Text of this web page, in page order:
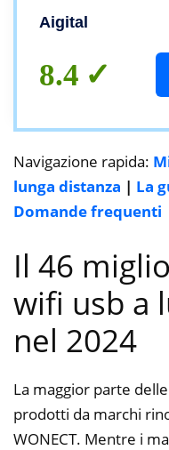
2 Antenne WiFi
Cavo da 65 cm
Windows/Mac OS
Aigital
8.4
Navigazione rapida:
lunga distanza | La
Domande frequenti
Il 46
wifi usb a
nel 2024
La maggior parte
prodotti da marchi
WONECT. Mentre i